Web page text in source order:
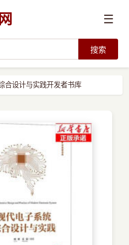
☰
搜索
合设计与实践开发者书库